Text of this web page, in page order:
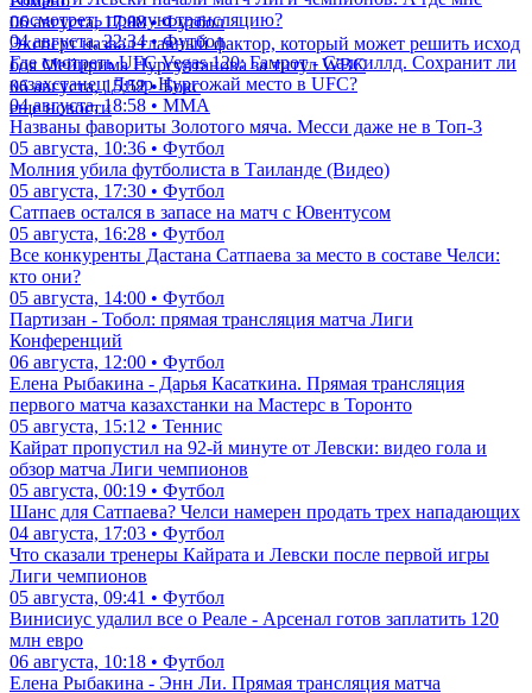
06 августа, 17:08 • Футбол
Эксперт назвал главный фактор, который может решить исход
боя Мейирима Нурсултанова за титул WBC
06 августа, 15:52 • Бокс
еще новости
посмотреть прямую трансляцию?
04 августа, 22:34 • Футбол
Где смотреть UFC Vegas 120: Гамрот - Салкиллд. Сохранит ли
казахстанец Дияр Нургожай место в UFC?
04 августа, 18:58 • ММА
Названы фавориты Золотого мяча. Месси даже не в Топ-3
05 августа, 10:36 • Футбол
Молния убила футболиста в Таиланде (Видео)
05 августа, 17:30 • Футбол
Сатпаев остался в запасе на матч с Ювентусом
05 августа, 16:28 • Футбол
Все конкуренты Дастана Сатпаева за место в составе Челси:
кто они?
05 августа, 14:00 • Футбол
Партизан - Тобол: прямая трансляция матча Лиги
Конференций
06 августа, 12:00 • Футбол
Елена Рыбакина - Дарья Касаткина. Прямая трансляция
первого матча казахстанки на Мастерс в Торонто
05 августа, 15:12 • Теннис
Кайрат пропустил на 92-й минуте от Левски: видео гола и
обзор матча Лиги чемпионов
05 августа, 00:19 • Футбол
Шанс для Сатпаева? Челси намерен продать трех нападающих
04 августа, 17:03 • Футбол
Что сказали тренеры Кайрата и Левски после первой игры
Лиги чемпионов
05 августа, 09:41 • Футбол
Винисиус удалил все о Реале - Арсенал готов заплатить 120
млн евро
06 августа, 10:18 • Футбол
Елена Рыбакина - Энн Ли. Прямая трансляция матча